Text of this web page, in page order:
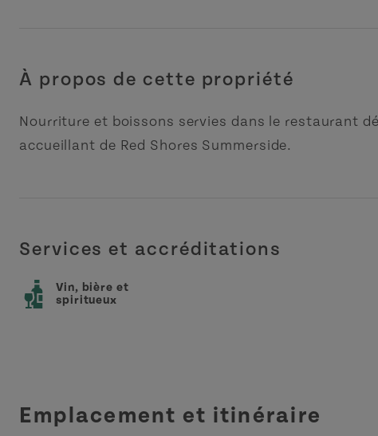
À propos de cette propriété
Nourriture et boissons servies dans le restaurant
accueillant de Red Shores Summerside.
Services et accréditations
Vin, bière et
spiritueux
Emplacement et itinéraire